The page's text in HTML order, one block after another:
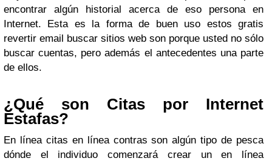
encontrar algún historial acerca de eso persona en
Internet. Esta es la forma de buen uso estos gratis
revertir email buscar sitios web son porque usted no sólo
buscar cuentas, pero además el antecedentes una parte
de ellos.
¿Qué son Citas por Internet
Estafas?
En línea citas en línea contras son algún tipo de pesca
dónde el individuo comenzará crear un en línea